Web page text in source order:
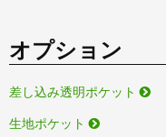
オプション
差し込み透明ポケット
生地ポケット